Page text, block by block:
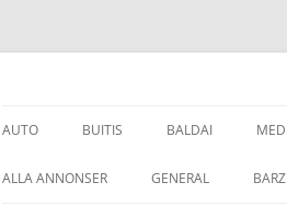
Skip
AUTO
PADANGOS
BUITIS
PREKĖS
BALDAI
ALLA ANNONSER GENERAL